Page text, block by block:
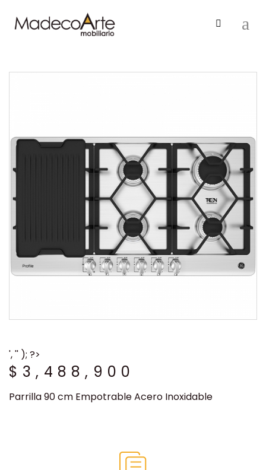
', '' ); ?>
$ 3,488,900
Parrilla 90 cm Empotrable Acero Inoxidable